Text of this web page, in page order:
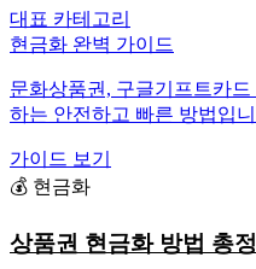
대표 카테고리
현금화 완벽 가이드
문화상품권, 구글기프트카
하는 안전하고 빠른 방법입
가이드 보기
💰 현금화
상품권 현금화 방법 총